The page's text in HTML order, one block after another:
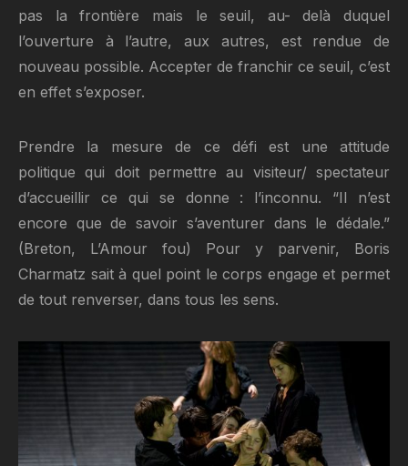
pas la frontière mais le seuil, au- delà duquel
l’ouverture à l’autre, aux autres, est rendue de
nouveau possible. Accepter de franchir ce seuil, c’est
en effet s’exposer.
Prendre la mesure de ce défi est une attitude
politique qui doit permettre au visiteur/ spectateur
d’accueillir ce qui se donne : l’inconnu. “Il n’est
encore que de savoir s’aventurer dans le dédale.”
(Breton, L’Amour fou) Pour y parvenir, Boris
Charmatz sait à quel point le corps engage et permet
de tout renverser, dans tous les sens.